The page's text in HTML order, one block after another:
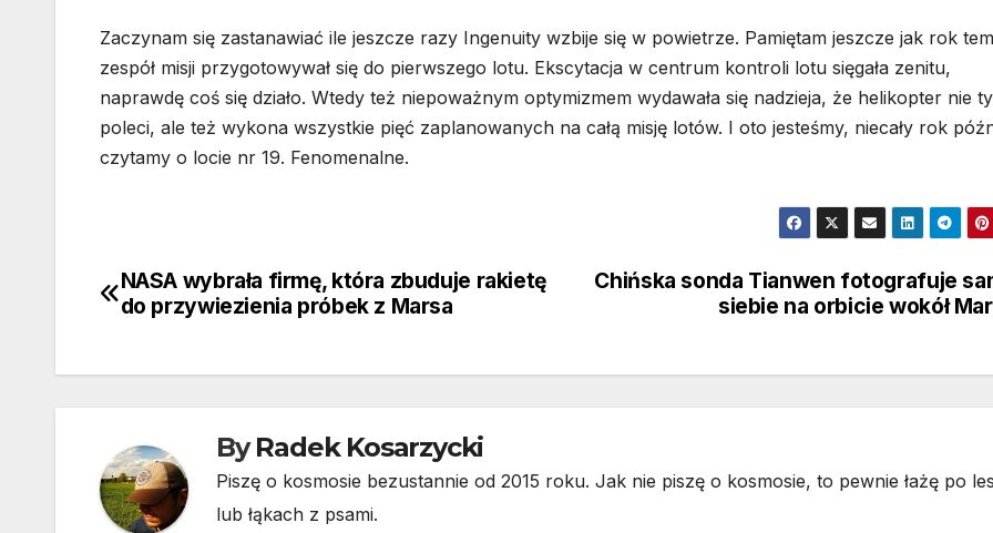
Zaczynam się zastanawiać ile jeszcze razy Ingenuity wzbije się w powietrze. Pamiętam jeszcze jak rok
zespół misji przygotowywał się do pierwszego lotu. Ekscytacja w centrum kontroli lotu sięgała zenitu,
naprawdę coś się działo. Wtedy też niepoważnym optymizmem wydawała się nadzieja, że helikopter nie
poleci, ale też wykona wszystkie pięć zaplanowanych na całą misję lotów. I oto jesteśmy, niecały rok
czytamy o locie nr 19. Fenomenalne.
Nawigacja
Chińska sonda Tianwen fotografuje
siebie na orbicie wokół
NASA wybrała firmę, która zbuduje rakietę
do przywiezienia próbek z Marsa
ByRadek Kosarzycki
Piszę o kosmosie bezustannie od 2015 roku. Jak nie piszę o kosmosie, to pewnie łażę po
lub łąkach z psami.